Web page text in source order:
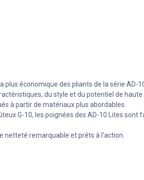
plus économique des pliants de la série AD-
du style et du potentiel de
à partir de matériaux plus abordables.
G-10, les poignées des AD-10 Lites
netteté remarquable et prêts à l'action.